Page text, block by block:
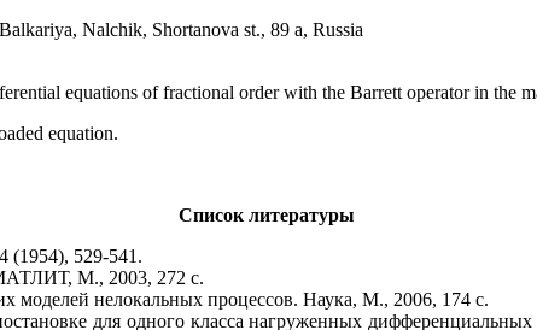
Nalchik, Shortanova st., 89 a, Russia
equations of fractional order with the Barrett operator in the
equation.
Список литературы
(1954), 529-541.
М., 2003, 272 с.
нелокальных процессов. Наука, М., 2006, 174 с.
для одного класса нагруженных